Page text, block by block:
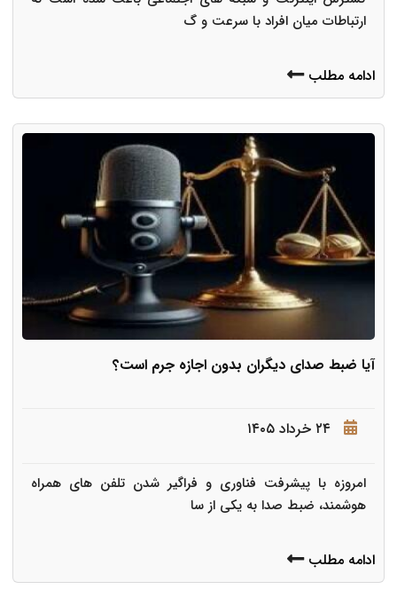
ارتباطات میان افراد با سرعت و گ
ادامه مطلب
آیا ضبط صدای دیگران بدون اجازه جرم است؟
۲۴ خرداد ۱۴۰۵
امروزه با پیشرفت فناوری و فراگیر شدن تلفن های همراه
هوشمند، ضبط صدا به یکی از سا
ادامه مطلب